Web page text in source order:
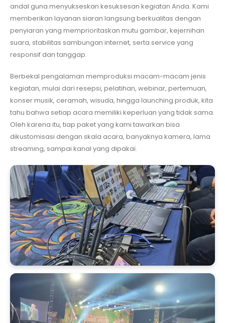
andal guna menyukseskan kesuksesan kegiatan Anda. Kami
memberikan layanan siaran langsung berkualitas dengan
penyiaran yang memprioritaskan mutu gambar, kejernihan
suara, stabilitas sambungan internet, serta service yang
responsif dan tanggap.
Berbekal pengalaman memproduksi macam-macam jenis
kegiatan, mulai dari resepsi, pelatihan, webinar, pertemuan,
konser musik, ceramah, wisuda, hingga launching produk, kita
tahu bahwa setiap acara memiliki keperluan yang tidak sama.
Oleh karena itu, tiap paket yang kami tawarkan bisa
dikustomisasi dengan skala acara, banyaknya kamera, lama
streaming, sampai kanal yang dipakai.